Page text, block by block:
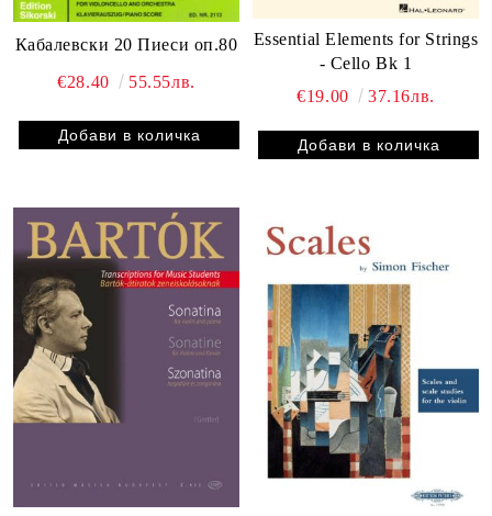
Кабалевски 20 Пиеси оп.80
€28.40 55.55лв.
Essential Elements for Strings
- Cello Bk 1
€19.00
37.16лв.